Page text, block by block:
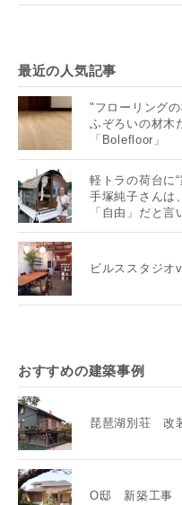
最近の人気記事
"フローリング
ふぞろいの材木
「Bolefloor」
軽トラの荷台に
手塚純子さんは
「自由」だと
ビルススタジオ
おすすめの建築事例
琵琶湖別荘 改
O邸 新築工事